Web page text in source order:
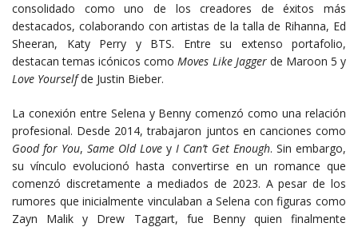
consolidado como uno de los creadores de éxitos más
destacados, colaborando con artistas de la talla de Rihanna, Ed
Sheeran, Katy Perry y BTS. Entre su extenso portafolio,
destacan temas icónicos comoMoves Like Jaggerde Maroon 5 y
Love Yourselfde Justin Bieber.
La conexión entre Selena y Benny comenzó como una relación
profesional. Desde 2014, trabajaron juntos en canciones como
Good for You, Same Old Love y I Can’t Get Enough. Sin embargo,
su vínculo evolucionó hasta convertirse en un romance que
comenzó discretamente a mediados de 2023. A pesar de los
rumores que inicialmente vinculaban a Selena con figuras como
Zayn Malik y Drew Taggart, fue Benny quien finalmente